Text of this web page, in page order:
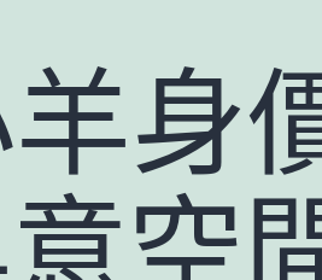
羊身
空